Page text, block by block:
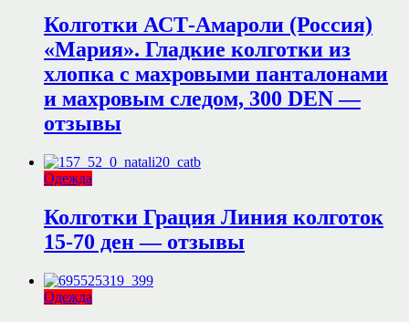
Колготки АСТ-Амароли (Россия)
«Мария». Гладкие колготки из
хлопка с махровыми панталонами
и махровым следом, 300 DEN —
отзывы
Одежда
Колготки Грация Линия колготок
15-70 ден — отзывы
Одежда